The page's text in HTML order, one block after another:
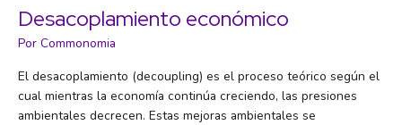
Desacoplamiento económico
Por Commonomia
El desacoplamiento (decoupling) es el proceso teórico según el
cual mientras la economía continúa creciendo, las presiones
ambientales decrecen. Estas mejoras ambientales se